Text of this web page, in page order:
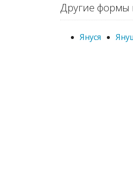
Другие формы
Януся